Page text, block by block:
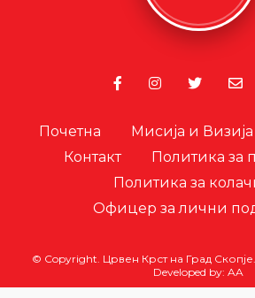
Почетна Мисија и Визија
Контакт
Политика за
Политика за
Офицер за лични
© Copyright. Црвен Крст на Град
Developed by: AA